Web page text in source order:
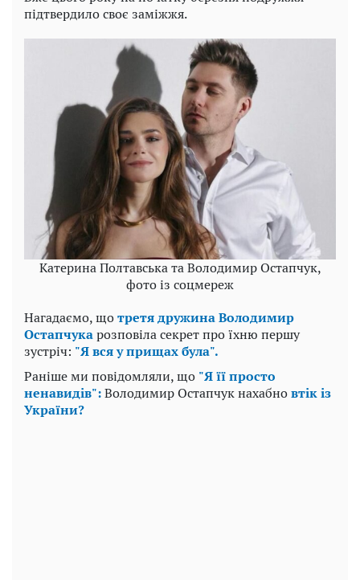
підтвердило своє заміжжя.
Катерина Полтавська та Володимир Остапчук,
фото із соцмереж
Нагадаємо, щотретя дружина Володимир
Остапчукарозповіла секрет про їхню першу
зустріч: "Я вся у прищах була".
Раніше ми повідомляли, що "Я її просто
ненавидів":Володимир Остапчук нахабновтік із
України?